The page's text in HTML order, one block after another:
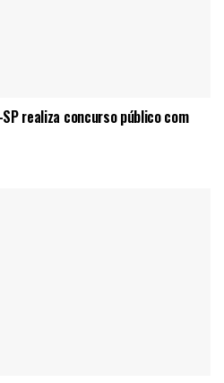
realiza concurso público com